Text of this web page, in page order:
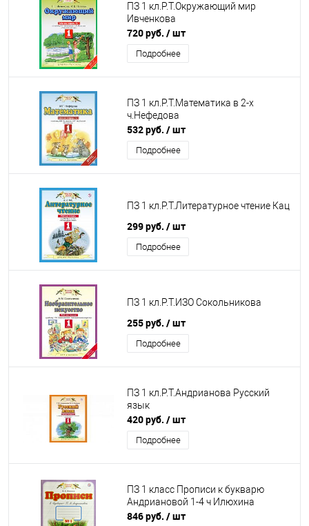
ПЗ 1 кл.Р.Т.Окружающий мир
Ивченкова
720 руб. / шт
Подробнее
ПЗ 1 кл.Р.Т.Математика в 2-х
ч.Нефедова
532 руб. / шт
Подробнее
ПЗ 1 кл.Р.Т.Литературное чтение Кац
299 руб. / шт
Подробнее
ПЗ 1 кл.Р.Т.ИЗО Сокольникова
255 руб. / шт
Подробнее
ПЗ 1 кл.Р.Т.Андрианова Русский
язык
420 руб. / шт
Подробнее
ПЗ 1 класс Прописи к букварю
Андриановой 1-4 ч Илюхина
846 руб. / шт